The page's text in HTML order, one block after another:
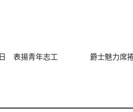
表揚青年志工
爵士魅力席